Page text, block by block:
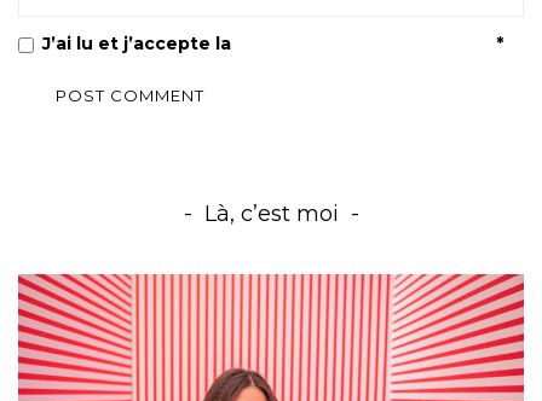
J’ai lu et j’accepte la *
Là, c’est moi